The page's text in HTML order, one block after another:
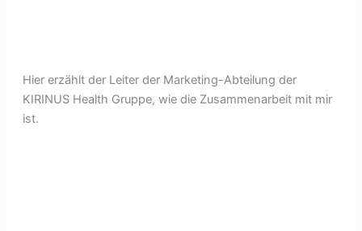
Hier erzählt der Leiter der Marketing-Abteilung der
KIRINUS Health Gruppe, wie die Zusammenarbeit mit mir
ist.